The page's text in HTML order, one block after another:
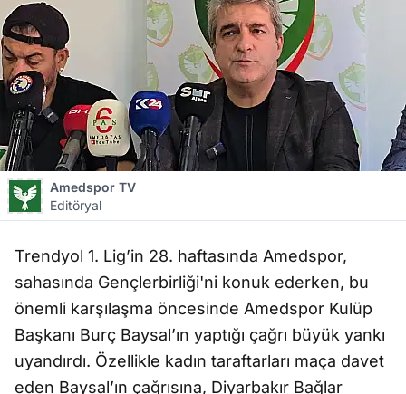
Amedspor TV
Editöryal
Trendyol 1. Lig’in 28. haftasında Amedspor,
sahasında Gençlerbirliği'ni konuk ederken, bu
önemli karşılaşma öncesinde Amedspor Kulüp
Başkanı Burç Baysal’ın yaptığı çağrı büyük yankı
uyandırdı. Özellikle kadın taraftarları maça davet
eden Baysal’ın çağrısına, Diyarbakır Bağlar